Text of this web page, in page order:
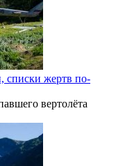
списки жертв по-
вертолёта